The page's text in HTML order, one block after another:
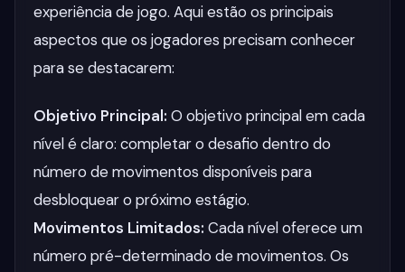
experiência de jogo. Aqui estão os principais
aspectos que os jogadores precisam conhecer
para se destacarem:
Objetivo Principal: O objetivo principal em cada
nível é claro: completar o desafio dentro do
número de movimentos disponíveis para
desbloquear o próximo estágio.
Movimentos Limitados: Cada nível oferece um
número pré-determinado de movimentos. Os